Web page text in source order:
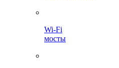
Wi-Fi
мосты